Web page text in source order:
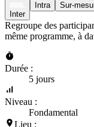
Inter
Intra Sur-
Regroupe des
même programme, à
Durée :
5 jours
Niveau :
Fondamental
Lieu :